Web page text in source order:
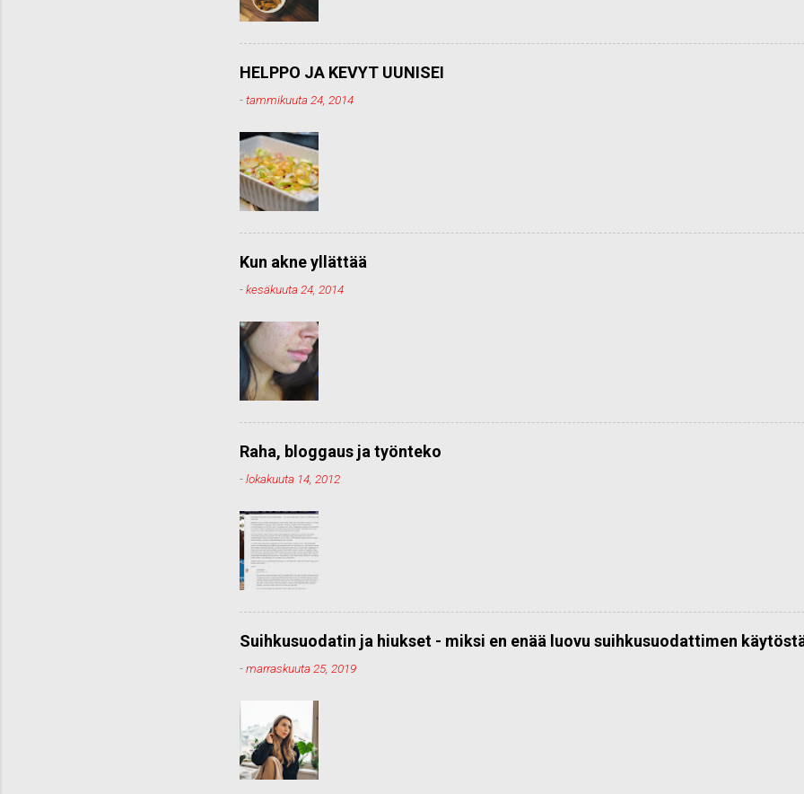
HELPPO JA KEVYT UUNISEI
-tammikuuta 24, 2014
Kun akne yllättää
-kesäkuuta 24, 2014
Raha, bloggaus ja työnteko
-lokakuuta 14, 2012
Suihkusuodatin ja hiukset - miksi en enää luovu suihkusuodattimen
-marraskuuta 25, 2019